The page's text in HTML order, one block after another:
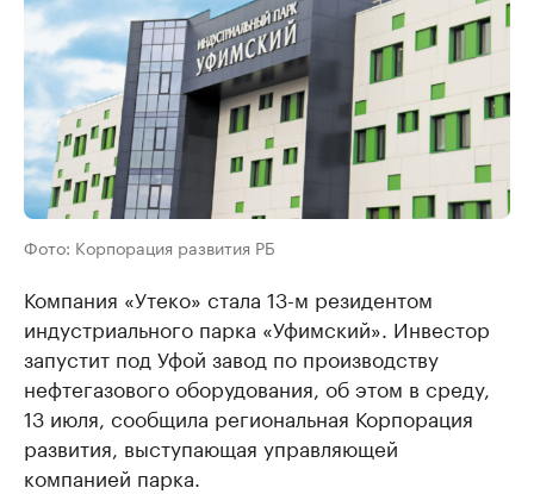
Фото: Корпорация развития РБ
Компания «Утеко» стала 13-м резидентом
индустриального парка «Уфимский». Инвестор
запустит под Уфой завод по производству
нефтегазового оборудования, об этом в среду,
13 июля, сообщила региональная Корпорация
развития, выступающая управляющей
компанией парка.